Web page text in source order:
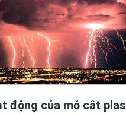
động của mỏ cắt